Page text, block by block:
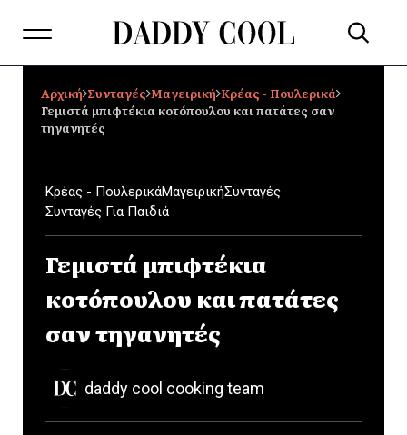
Αρχική Συνταγές Μαγειρική Κρέας - Πουλερικά
Γεμιστά μπιφτέκια κοτόπουλου και πατάτες σαν
τηγανητές
Κρέας - ΠουλερικάΜαγειρικήΣυνταγές
Συνταγές Για Παιδιά
Γεμιστά μπιφτέκια
κοτόπουλου και πατάτες
σαν τηγανητές
daddy cool cooking team